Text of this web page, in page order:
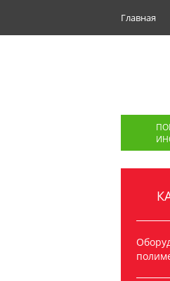
Главная